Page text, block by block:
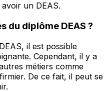
un DEAS.
du diplôme DEAS ?
il est possible
Cependant, il y a
métiers comme
De ce fait, il peut se